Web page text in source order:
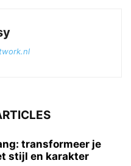
transformeer je
stijl en karakter